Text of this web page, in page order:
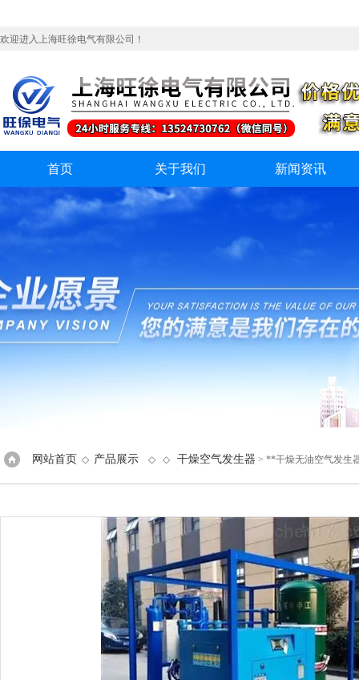
欢迎进入上海旺徐电气有限公司！
首页 关于我们 新闻资讯
网站首页 ◇ 产品展示 ◇ ◇ 干燥空气发生器 > **干燥无油空气发生